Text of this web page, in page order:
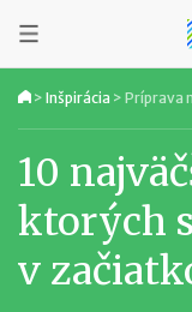
> Inšpirácia > Príprava
10
ktorých
v